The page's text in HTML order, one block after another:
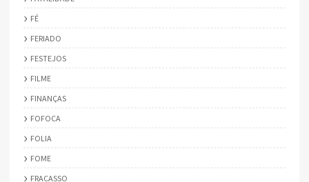
FÉ
FERIADO
FESTEJOS
FILME
FINANÇAS
FOFOCA
FOLIA
FOME
FRACASSO